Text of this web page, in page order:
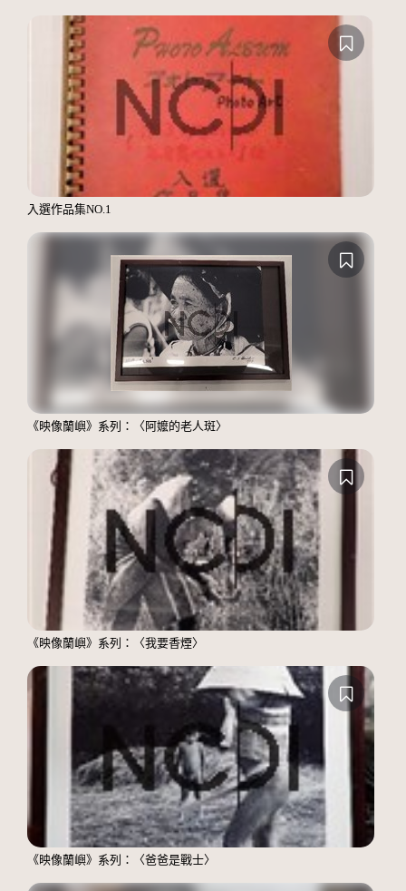
入選作品集NO.1
《映像蘭嶼》系列：〈阿嬤的老人斑〉
《映像蘭嶼》系列：〈我要香煙〉
《映像蘭嶼》系列：〈爸爸是戰士〉